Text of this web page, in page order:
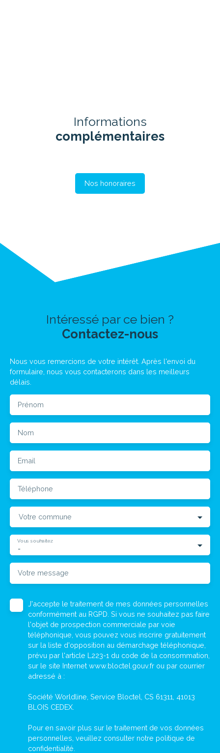
Informations
complémentaires
Nos honoraires
Intéressé par ce bien ?
Contactez-nous
Nous vous remercions de votre intérêt. Après l'envoi du
formulaire, nous vous contacterons dans les meilleurs
délais.
Prénom
Nom
Email
Téléphone
Votre commune
-
Vous souhaitez
Votre message
J'accepte le traitement de mes données personnelles
conformément au RGPD. Si vous ne souhaitez pas faire
l'objet de prospection commerciale par voie
téléphonique, vous pouvez vous inscrire gratuitement
sur la liste d'opposition au démarchage téléphonique,
prévu par l'article L223-1 du code de la consommation,
sur le site Internet www.bloctel.gouv.fr ou par courrier
adressé à :
Société Worldline, Service Bloctel, CS 61311, 41013
BLOIS CEDEX.
Pour en savoir plus sur le traitement de vos données
personnelles, veuillez consulter notre politique de
confidentialité